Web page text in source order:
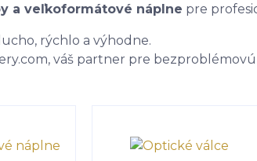
a veľkoformátové náplne pre
rýchlo a výhodne.
váš partner pre